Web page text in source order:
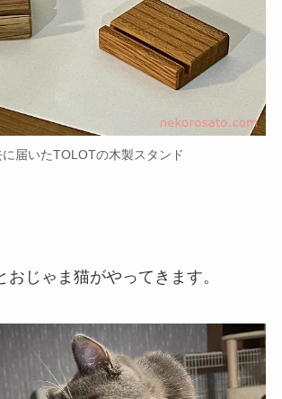
に届いたTOLOTの木製スタンド
おじゃま猫がやってきます。